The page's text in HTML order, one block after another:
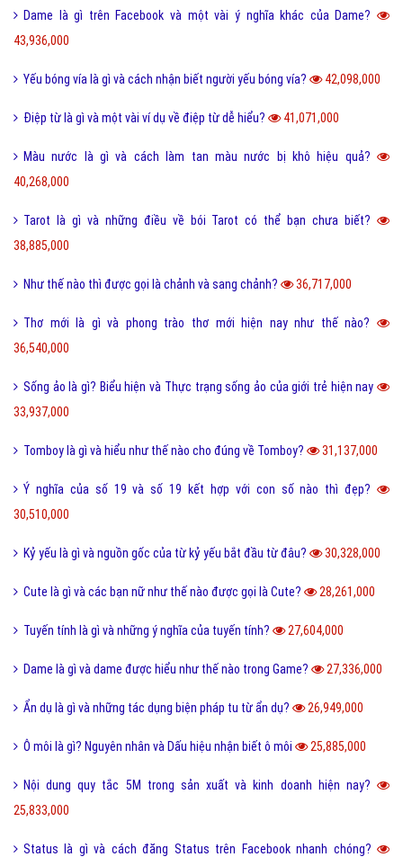
Dame là gì trên Facebook và một vài ý nghĩa khác của Dame?
43,936,000
Yếu bóng vía là gì và cách nhận biết người yếu bóng vía? 42,098,000
Điệp từ là gì và một vài ví dụ về điệp từ dễ hiểu? 41,071,000
Màu nước là gì và cách làm tan màu nước bị khô hiệu quả?
40,268,000
Tarot là gì và những điều về bói Tarot có thể bạn chưa biết?
38,885,000
Như thế nào thì được gọi là chảnh và sang chảnh? 36,717,000
Thơ mới là gì và phong trào thơ mới hiện nay như thế nào?
36,540,000
Sống ảo là gì? Biểu hiện và Thực trạng sống ảo của giới trẻ hiện nay
33,937,000
Tomboy là gì và hiểu như thế nào cho đúng về Tomboy? 31,137,000
Ý nghĩa của số 19 và số 19 kết hợp với con số nào thì đẹp?
30,510,000
Kỷ yếu là gì và nguồn gốc của từ kỷ yếu bắt đầu từ đâu? 30,328,000
Cute là gì và các bạn nữ như thế nào được gọi là Cute? 28,261,000
Tuyến tính là gì và những ý nghĩa của tuyến tính? 27,604,000
Dame là gì và dame được hiểu như thế nào trong Game? 27,336,000
Ẩn dụ là gì và những tác dụng biện pháp tu từ ẩn dụ? 26,949,000
Ô môi là gì? Nguyên nhân và Dấu hiệu nhận biết ô môi 25,885,000
Nội dung quy tắc 5M trong sản xuất và kinh doanh hiện nay?
25,833,000
Status là gì và cách đăng Status trên Facebook nhanh chóng?